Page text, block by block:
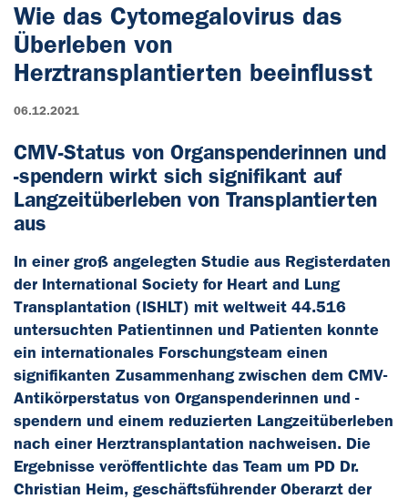
Wie das Cytomegalovirus das
Überleben von
Herztransplantierten beeinflusst
06.12.2021
CMV-Status von Organspenderinnen und
-spendern wirkt sich signifikant auf
Langzeitüberleben von Transplantierten
aus
In einer groß angelegten Studie aus Registerdaten
der International Society for Heart and Lung
Transplantation (ISHLT) mit weltweit 44.516
untersuchten Patientinnen und Patienten konnte
ein internationales Forschungsteam einen
signifikanten Zusammenhang zwischen dem CMV-
Antikörperstatus von Organspenderinnen und -
spendern und einem reduzierten Langzeitüberleben
nach einer Herztransplantation nachweisen. Die
Ergebnisse veröffentlichte das Team um PD Dr.
Christian Heim, geschäftsführender Oberarzt der